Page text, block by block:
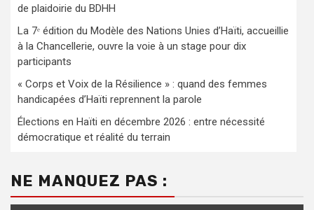
de plaidoirie du BDHH
La 7ᵉ édition du Modèle des Nations Unies d’Haïti, accueillie
à la Chancellerie, ouvre la voie à un stage pour dix
participants
« Corps et Voix de la Résilience » : quand des femmes
handicapées d’Haïti reprennent la parole
Élections en Haïti en décembre 2026 : entre nécessité
démocratique et réalité du terrain
NE MANQUEZ PAS :